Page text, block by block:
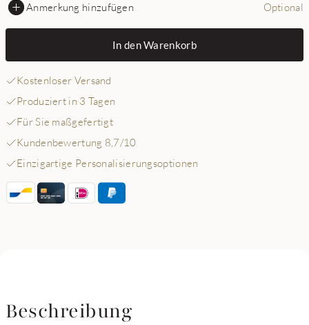
Anmerkung hinzufügen Optional
In den Warenkorb
Kostenloser Versand
Produziert in 3 Tagen
Für Sie maßgefertigt
Kundenbewertung 8,7/10
Einzigartige Personalisierungsoptionen
Beschreibung